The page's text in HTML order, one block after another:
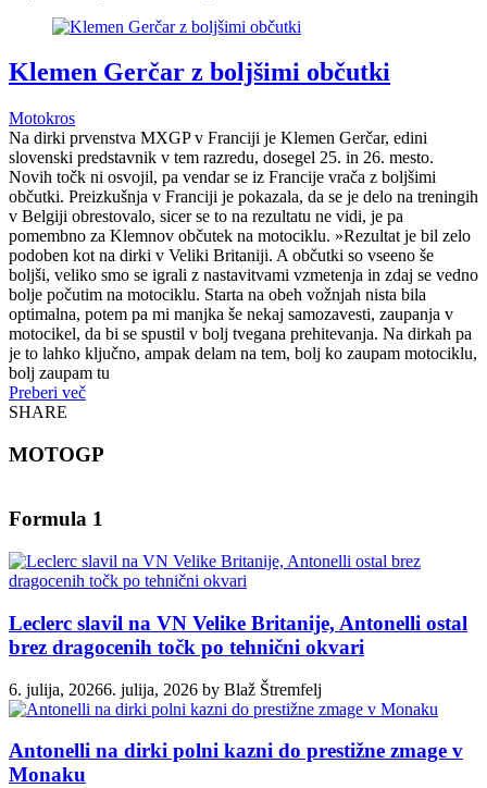
Klemen Gerčar z boljšimi občutki
Motokros
Na dirki prvenstva MXGP v Franciji je Klemen Gerčar, edini
slovenski predstavnik v tem razredu, dosegel 25. in 26. mesto.
Novih točk ni osvojil, pa vendar se iz Francije vrača z boljšimi
občutki. Preizkušnja v Franciji je pokazala, da se je delo na treningih
v Belgiji obrestovalo, sicer se to na rezultatu ne vidi, je pa
pomembno za Klemnov občutek na motociklu. »Rezultat je bil zelo
podoben kot na dirki v Veliki Britaniji. A občutki so vseeno še
boljši, veliko smo se igrali z nastavitvami vzmetenja in zdaj se vedno
bolje počutim na motociklu. Starta na obeh vožnjah nista bila
optimalna, potem pa mi manjka še nekaj samozavesti, zaupanja v
motocikel, da bi se spustil v bolj tvegana prehitevanja. Na dirkah pa
je to lahko ključno, ampak delam na tem, bolj ko zaupam motociklu,
bolj zaupam tu
Preberi več
SHARE
MOTOGP
Formula 1
Leclerc slavil na VN Velike Britanije, Antonelli ostal
brez dragocenih točk po tehnični okvari
6. julija, 20266. julija, 2026 by Blaž Štremfelj
Antonelli na dirki polni kazni do prestižne zmage v
Monaku